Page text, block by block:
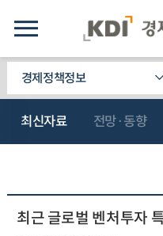
경제정책정보
최신자료 전망·동향
최근 글로벌 벤처투자